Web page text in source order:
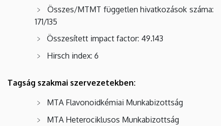
Összes/MTMT független hivatkozások száma:
171/135
Összesített impact factor: 49.143
Hirsch index: 6
Tagság szakmai szervezetekben:
MTA Flavonoidkémiai Munkabizottság
MTA Heterociklusos Munkabizottság